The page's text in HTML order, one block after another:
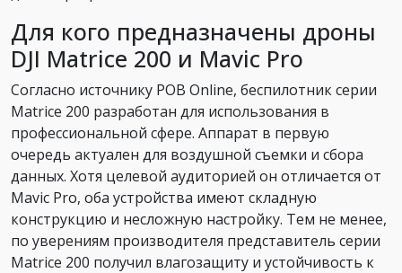
Для кого предназначены дроны
DJI Matrice 200 и Mavic Pro
Согласно источнику POB Online, беспилотник серии
Matrice 200 разработан для использования в
профессиональной сфере. Аппарат в первую
очередь актуален для воздушной съемки и сбора
данных. Хотя целевой аудиторией он отличается от
Mavic Pro, оба устройства имеют складную
конструкцию и несложную настройку. Тем не менее,
по уверениям производителя представитель серии
Matrice 200 получил влагозащиту и устойчивость к